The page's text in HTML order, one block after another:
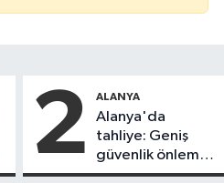
2 ALANYA
Alanya'da
tahliye: Geniş
güvenlik önlemi
alındı